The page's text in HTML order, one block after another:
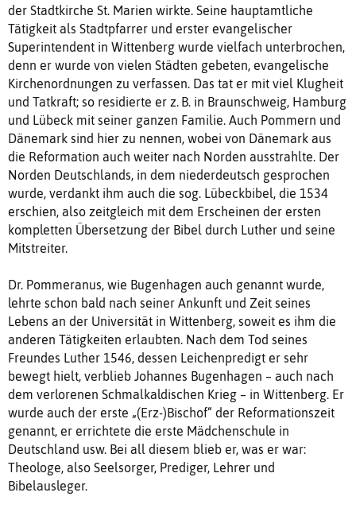
der Stadtkirche St. Marien wirkte. Seine hauptamtliche
Tätigkeit als Stadtpfarrer und erster evangelischer
Superintendent in Wittenberg wurde vielfach unterbrochen,
denn er wurde von vielen Städten gebeten, evangelische
Kirchenordnungen zu verfassen. Das tat er mit viel Klugheit
und Tatkraft; so residierte er z. B. in Braunschweig, Hamburg
und Lübeck mit seiner ganzen Familie. Auch Pommern und
Dänemark sind hier zu nennen, wobei von Dänemark aus
die Reformation auch weiter nach Norden ausstrahlte. Der
Norden Deutschlands, in dem niederdeutsch gesprochen
wurde, verdankt ihm auch die sog. Lübeckbibel, die 1534
erschien, also zeitgleich mit dem Erscheinen der ersten
kompletten Übersetzung der Bibel durch Luther und seine
Mitstreiter.
Dr. Pommeranus, wie Bugenhagen auch genannt wurde,
lehrte schon bald nach seiner Ankunft und Zeit seines
Lebens an der Universität in Wittenberg, soweit es ihm die
anderen Tätigkeiten erlaubten. Nach dem Tod seines
Freundes Luther 1546, dessen Leichenpredigt er sehr
bewegt hielt, verblieb Johannes Bugenhagen – auch nach
dem verlorenen Schmalkaldischen Krieg – in Wittenberg. Er
wurde auch der erste „(Erz-)Bischof“ der Reformationszeit
genannt, er errichtete die erste Mädchenschule in
Deutschland usw. Bei all diesem blieb er, was er war:
Theologe, also Seelsorger, Prediger, Lehrer und
Bibelausleger.